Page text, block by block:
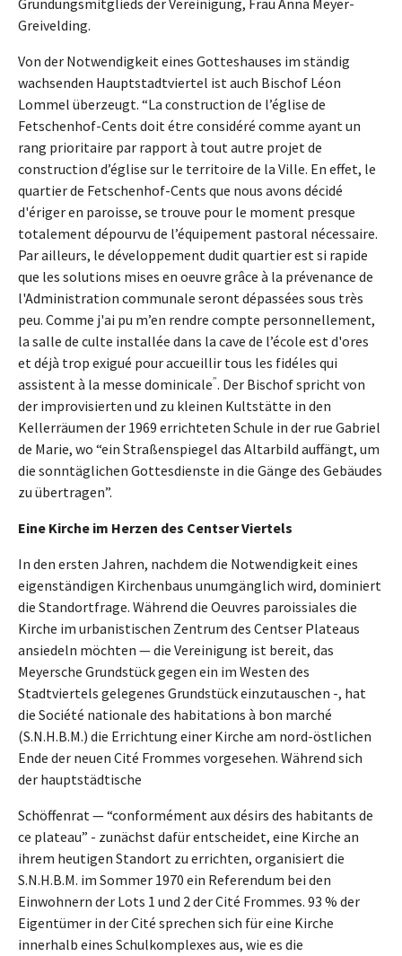
Gründungsmitglieds der Vereinigung, Frau Anna Meyer-
Greivelding.
Von der Notwendigkeit eines Gotteshauses im ständig
wachsenden Hauptstadtviertel ist auch Bischof Léon
Lommel überzeugt. “La construction de l’église de
Fetschenhof-Cents doit étre considéré comme ayant un
rang prioritaire par rapport à tout autre projet de
construction d’église sur le territoire de la Ville. En effet, le
quartier de Fetschenhof-Cents que nous avons décidé
d'ériger en paroisse, se trouve pour le moment presque
totalement dépourvu de l’équipement pastoral nécessaire.
Par ailleurs, le développement dudit quartier est si rapide
que les solutions mises en oeuvre grâce à la prévenance de
l'Administration communale seront dépassées sous très
peu. Comme j'ai pu m’en rendre compte personnellement,
la salle de culte installée dans la cave de l’école est d'ores
et déjà trop exigué pour accueillir tous les fidéles qui
assistent à la messe dominicale”. Der Bischof spricht von
der improvisierten und zu kleinen Kultstätte in den
Kellerräumen der 1969 errichteten Schule in der rue Gabriel
de Marie, wo “ein Straßenspiegel das Altarbild auffängt, um
die sonntäglichen Gottesdienste in die Gänge des Gebäudes
zu übertragen”.
Eine Kirche im Herzen des Centser Viertels
In den ersten Jahren, nachdem die Notwendigkeit eines
eigenständigen Kirchenbaus unumgänglich wird, dominiert
die Standortfrage. Während die Oeuvres paroissiales die
Kirche im urbanistischen Zentrum des Centser Plateaus
ansiedeln möchten — die Vereinigung ist bereit, das
Meyersche Grundstück gegen ein im Westen des
Stadtviertels gelegenes Grundstück einzutauschen -, hat
die Société nationale des habitations à bon marché
(S.N.H.B.M.) die Errichtung einer Kirche am nord-östlichen
Ende der neuen Cité Frommes vorgesehen. Während sich
der hauptstädtische
Schöffenrat — “conformément aux désirs des habitants de
ce plateau” - zunächst dafür entscheidet, eine Kirche an
ihrem heutigen Standort zu errichten, organisiert die
S.N.H.B.M. im Sommer 1970 ein Referendum bei den
Einwohnern der Lots 1 und 2 der Cité Frommes. 93 % der
Eigentümer in der Cité sprechen sich für eine Kirche
innerhalb eines Schulkomplexes aus, wie es die